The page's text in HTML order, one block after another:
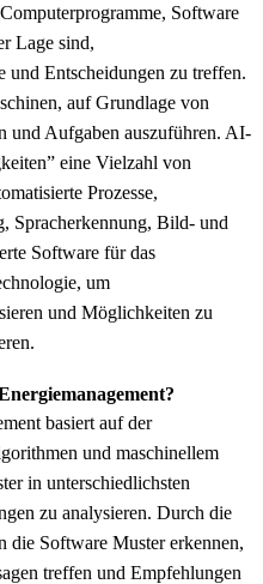
Software
Lage sind,
und Entscheidungen zu treffen.
auf Grundlage von
und Aufgaben auszuführen. AI-
eine Vielzahl von
Prozesse,
Spracherkennung, Bild- und
Software für das
um
und Möglichkeiten zu
basiert auf der
und maschinellem
in unterschiedlichsten
zu analysieren. Durch die
die Software Muster erkennen,
treffen und Empfehlungen